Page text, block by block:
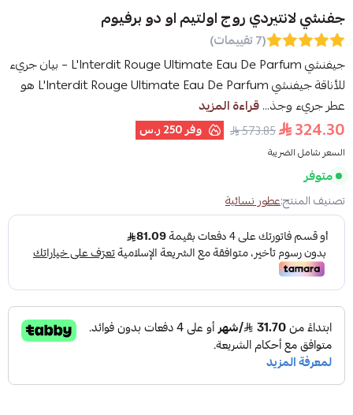
جفنشي لانتيردي روج اولتيم او دو برفيوم
(7 تقييمات)
جيفنشي L'Interdit Rouge Ultimate Eau De Parfum – بيان جريء
للأناقة جيفنشي L'Interdit Rouge Ultimate Eau De Parfum هو
عطر جريء وجذ...قراءة المزيد
324.30
573.85 وفر250 ر.س
السعر شامل الضريبة
متوفر
تصنيف المنتج:عطور نسائية